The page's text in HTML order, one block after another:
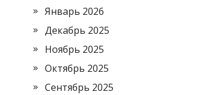
Январь 2026
Декабрь 2025
Ноябрь 2025
Октябрь 2025
Сентябрь 2025